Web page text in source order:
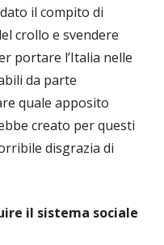
il compito di
crollo e svendere
portare l’Italia nelle
da parte
quale apposito
creato per questi
disgrazia di
il sistema sociale